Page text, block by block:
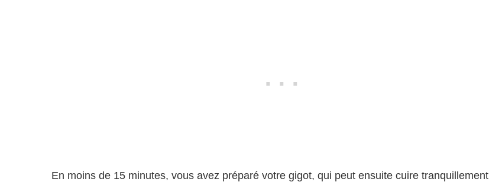
En moins de 15 minutes, vous avez préparé votre gigot, qui peut ensuite cuire tranquillement